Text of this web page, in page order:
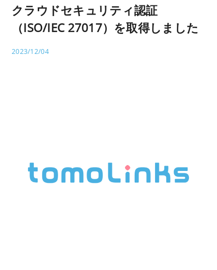
クラウドセキュリティ認証
（ISO/IEC 27017）を取得しました
2023/12/04